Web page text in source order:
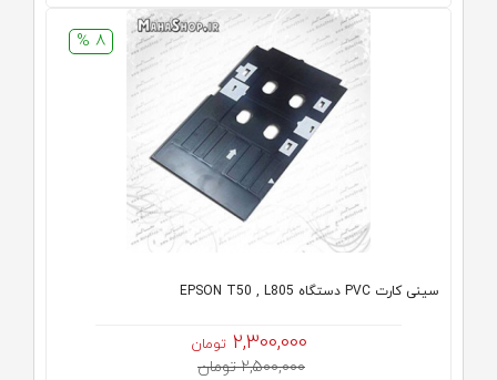
8 %
سینی کارت PVC دستگاه EPSON T50 , L805
2,300,000 تومان
2,500,000 تومان